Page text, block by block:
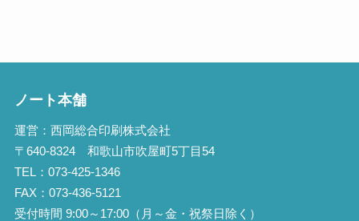
ノート本舗
運営：西岡総合印刷株式会社
〒640-8324 和歌山市吹屋町5丁目54
TEL：073-425-1346
FAX：073-436-5121
受付時間 9:00～17:00（月～金・祝祭日除く）